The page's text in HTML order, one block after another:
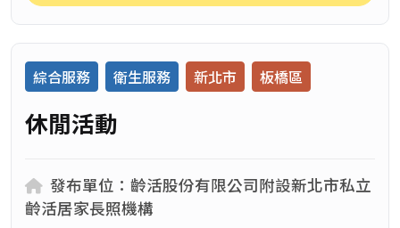
綜合服務 衛生服務 新北市 板橋區
休閒活動
發布單位：
發布單位：齡活股份有限公司附設新北市私立
齡活居家長照機構